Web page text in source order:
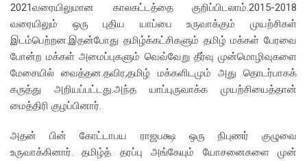
2021வரையிலுமான காலகட்டத்தை குறிப்பிடலாம்.2015-2018
வரையிலும் ஒரு புதிய யாப்பை உருவாக்கும் முயற்சிகள்
இடம்பெற்றன.இதன்போது தமிழ்க்கட்சிகளும் தமிழ் மக்கள் பேரவை
போன்ற மக்கள் அமைப்புகளும் வெவ்வேறு தீர்வு முன்மொழிவுகளை
மேசையில் வைத்தன.தவிர,தமிழ் மக்களிடமும் அது தொடர்பாகக்
கருத்து அறியப்பட்டது.அந்த யாப்புருவாக்க முயற்சியைத்தான்
மைத்திரி குழப்பினார்.
அதன் பின் கோட்டாபய ராஜபக்ஷ ஒரு நிபுணர் குழுவை
உருவாக்கினார். தமிழ்த் தரப்பு அங்கேயும் யோசனைகளை முன்